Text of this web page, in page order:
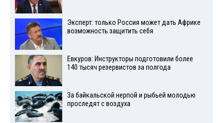
Эксперт: только Россия может дать Африке
возможность защитить себя
Евкуров: Инструкторы подготовили более
140 тысяч резервистов за полгода
За байкальской нерпой и рыбьей молодью
проследят с воздуха